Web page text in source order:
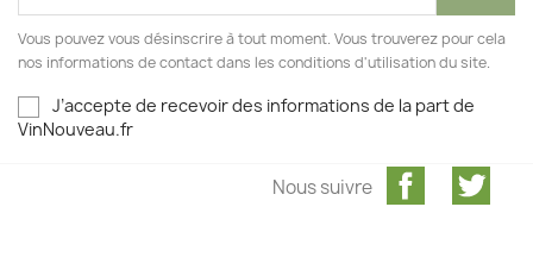
Vous pouvez vous désinscrire à tout moment. Vous trouverez pour cela
nos informations de contact dans les conditions d'utilisation du site.
J’accepte de recevoir des informations de la part de
VinNouveau.fr
Facebook
Nous suivre